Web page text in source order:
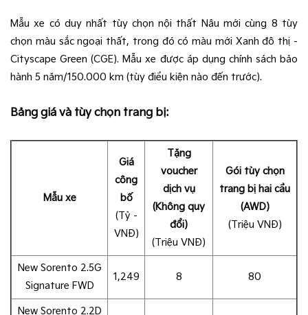
Mẫu xe có duy nhất tùy chọn nội thất Nâu mới cùng 8 tùy
chọn màu sắc ngoại thất, trong đó có màu mới Xanh đô thị -
Cityscape Green​ (CGE). Mẫu xe được áp dụng chính sách bảo
hành 5 năm/150.000 km (tùy điều kiện nào đến trước).
Bảng giá và tùy chọn trang bị:
Mẫu xe
Giá
công
bố
(Tỷ -
VNĐ)
Tặng
voucher
dịch vụ
(Không quy
đổi)
(Triệu VNĐ)
Gói tùy chọn
trang bị hai cầu
(AWD)
(Triệu VNĐ)
New Sorento 2.5G
Signature FWD
1,249 8 80
New Sorento 2.2D